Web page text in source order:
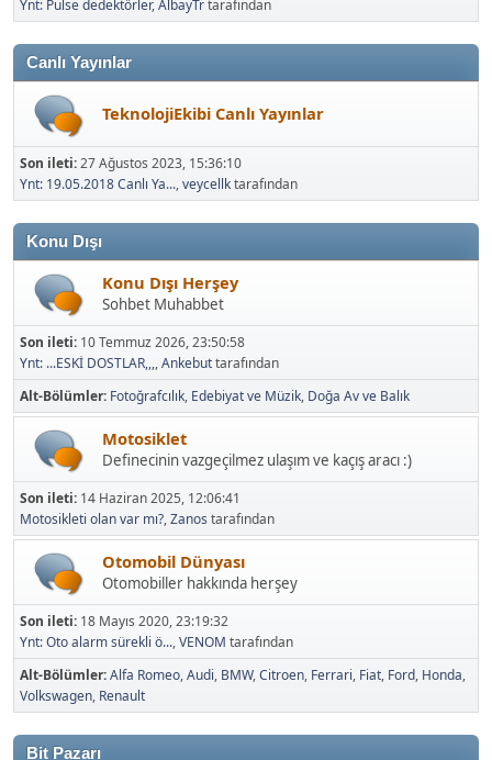
Canlı Yayınlar
Son ileti:27 Ağustos 2023, 15:36:10
Ynt: 19.05.2018 Canlı Ya...,veycellktarafından
Konu Dışı
Konu Dışı Herşey
Sohbet Muhabbet
Son ileti:10 Temmuz 2026, 23:50:58
Ynt: ...ESKİ DOSTLAR,,,,Ankebuttarafından
Alt-Bölümler Fotoğrafcılık Edebiyat ve Müzik Doğa Av ve Balık
Motosiklet
Definecinin vazgeçilmez ulaşım ve kaçış aracı :)
Son ileti:14 Haziran 2025, 12:06:41
Motosikleti olan var mı?,Zanostarafından
Otomobil Dünyası
Otomobiller hakkında herşey
Son ileti:18 Mayıs 2020, 23:19:32
Ynt: Oto alarm sürekli ö...,VENOMtarafından
Alt-Bölümler Alfa Romeo Audi BMW Citroen Ferrari Fiat Ford Honda
Volkswagen Renault
Bit Pazarı